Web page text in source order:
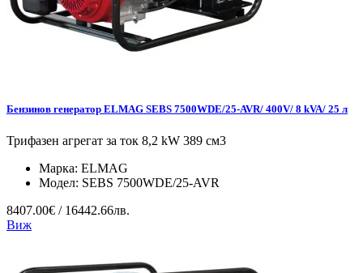
Бензинов генератор ELMAG SEBS 7500WDE/25-AVR/ 400V/ 8 kVA/ 25 л
Трифазен агрегат за ток 8,2 kW 389 см3
Марка: ELMAG
Модел: SEBS 7500WDE/25-AVR
8407.00€ / 16442.66лв.
Виж